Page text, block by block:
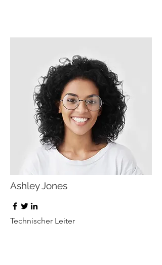
Ashley Jones
Technischer Leiter